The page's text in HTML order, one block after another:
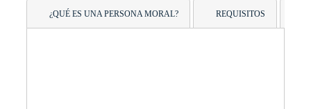
¿QUÉ ES UNA PERSONA MORAL? REQUISITOS